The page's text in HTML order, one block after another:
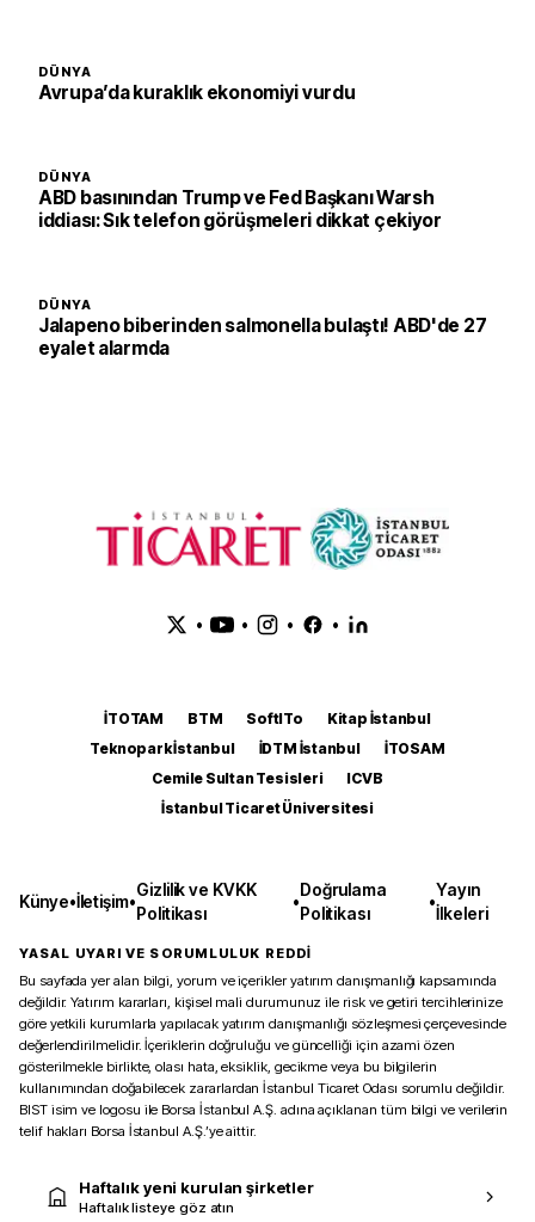
DÜNYA
Avrupa’da kuraklık ekonomiyi vurdu
DÜNYA
ABD basınından Trump ve Fed Başkanı Warsh
iddiası: Sık telefon görüşmeleri dikkat çekiyor
DÜNYA
Jalapeno biberinden salmonella bulaştı! ABD'de 27
eyalet alarmda
• • • •
İTOTAM BTM SoftITo
Kitap İstanbul
Teknopark İstanbul
İDTM İstanbul
İTOSAM
Cemile Sultan Tesisleri
ICVB
İstanbul Ticaret Üniversitesi
Künye•İletişim•
Gizlilik ve KVKK
Politikası
•
Doğrulama
Politikası
•
Yayın
İlkeleri
YASAL UYARI VE SORUMLULUK REDDİ
Bu sayfada yer alan bilgi, yorum ve içerikler yatırım danışmanlığı kapsamında
değildir. Yatırım kararları, kişisel mali durumunuz ile risk ve getiri tercihlerinize
göre yetkili kurumlarla yapılacak yatırım danışmanlığı sözleşmesi çerçevesinde
değerlendirilmelidir. İçeriklerin doğruluğu ve güncelliği için azami özen
gösterilmekle birlikte, olası hata, eksiklik, gecikme veya bu bilgilerin
kullanımından doğabilecek zararlardan İstanbul Ticaret Odası sorumlu değildir.
BIST isim ve logosu ile Borsa İstanbul A.Ş. adına açıklanan tüm bilgi ve verilerin
telif hakları Borsa İstanbul A.Ş.’ye aittir.
Haftalık yeni kurulan şirketler
Haftalık listeye göz atın